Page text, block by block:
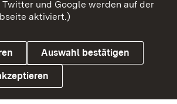
Twitter und Google werden auf der
aktiviert.)
Auswahl bestätigen